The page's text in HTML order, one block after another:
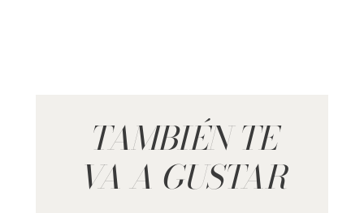
TAMBIÉN TE
VA A GUSTAR